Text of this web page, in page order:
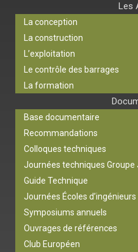
Les
La conception
La construction
L’exploitation
Le contrôle des barrages
La formation
Base documentaire
Recommandations
Colloques techniques
Journées techniques Groupe
Guide Technique
Journées Écoles d’ingénieurs
Symposiums annuels
Ouvrages de références
Club Européen